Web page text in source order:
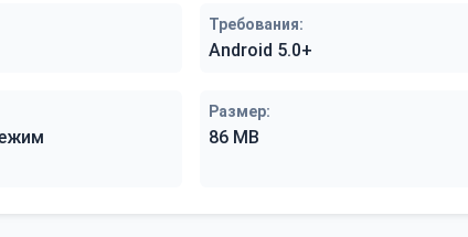
Требования:
Android 5.0+
Размер:
86 MB